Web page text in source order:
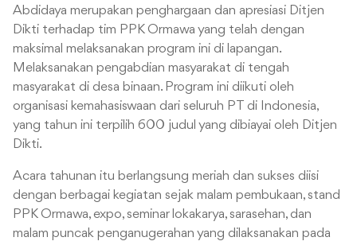
Abdidaya merupakan penghargaan dan apresiasi Ditjen
Dikti terhadap tim PPK Ormawa yang telah dengan
maksimal melaksanakan program ini di lapangan.
Melaksanakan pengabdian masyarakat di tengah
masyarakat di desa binaan. Program ini diikuti oleh
organisasi kemahasiswaan dari seluruh PT di Indonesia,
yang tahun ini terpilih 600 judul yang dibiayai oleh Ditjen
Dikti.
Acara tahunan itu berlangsung meriah dan sukses diisi
dengan berbagai kegiatan sejak malam pembukaan, stand
PPK Ormawa, expo, seminar lokakarya, sarasehan, dan
malam puncak penganugerahan yang dilaksanakan pada